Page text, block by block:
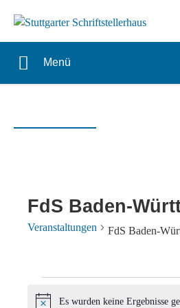
Menü
FdS Baden-
Veranstaltungen FdS Baden-
Veranstaltungen
Es wurden keine Ergebnisse